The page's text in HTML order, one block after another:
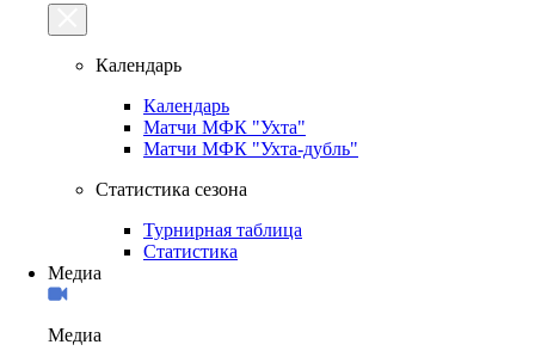
Календарь
Календарь
Матчи МФК "Ухта"
Матчи МФК "Ухта-дубль"
Статистика сезона
Турнирная таблица
Статистика
Медиа
Медиа